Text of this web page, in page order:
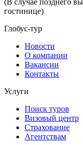
гостинице)
Глобус-тур
Новости
О компании
Вакансии
Контакты
Услуги
Поиск туров
Визовый центр
Страхование
Агентствам